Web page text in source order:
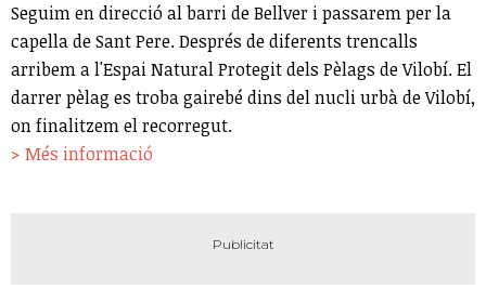
Seguim en direcció al barri de Bellver i passarem per la
capella de Sant Pere. Després de diferents trencalls
arribem a l'Espai Natural Protegit dels Pèlags de Vilobí. El
darrer pèlag es troba gairebé dins del nucli urbà de Vilobí,
on finalitzem el recorregut.
> Més informació